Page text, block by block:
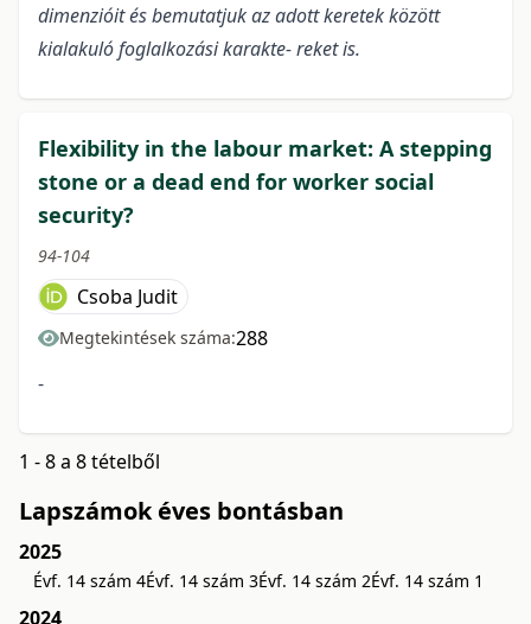
dimenzióit és bemutatjuk az adott keretek között
kialakuló foglalkozási karakte- reket is.
Flexibility in the labour market: A stepping
stone or a dead end for worker social
security?
94-104
Csoba Judit
Megtekintések száma:288
-
1 - 8 a 8 tételből
Lapszámok éves bontásban
2025
Évf. 14 szám 4Évf. 14 szám 3Évf. 14 szám 2Évf. 14 szám 1
2024